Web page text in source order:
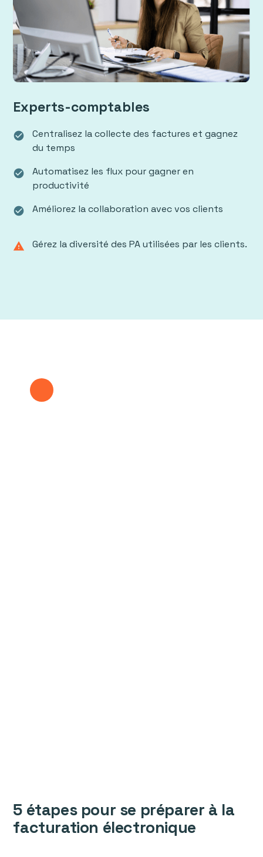
Experts-comptables
check_circle
Centralisez la collecte des factures et gagnez
du temps
check_circle
Automatisez les flux pour gagner en
productivité
check_circle Améliorez la collaboration avec vos clients
warning Gérez la diversité des PA utilisées par les clients.
5 étapes pour se préparer à la
facturation électronique